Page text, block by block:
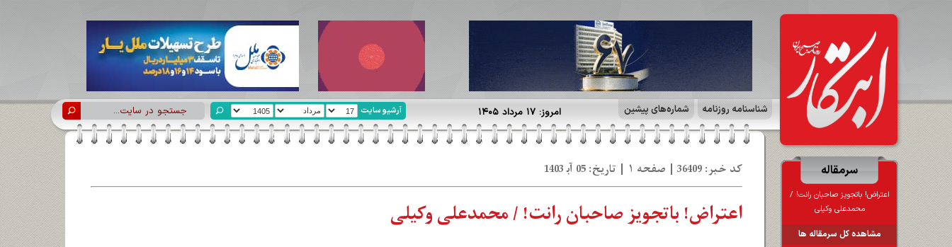
آرشیو سایت امروز: ۱۷ مرداد ۱۴۰۵ شناسنامه روزنامه شماره‌های پیشین
سرمقاله
محمدعلی وکیلی
مشاهده کل سرمقاله ها
کد خبر: 36409 | صفحه ۱ | تاریخ: 05 آب‍ 1403
اعتراض! باتجویز صاحبان رانت! ‪/‬ محمدعلی وکیلی